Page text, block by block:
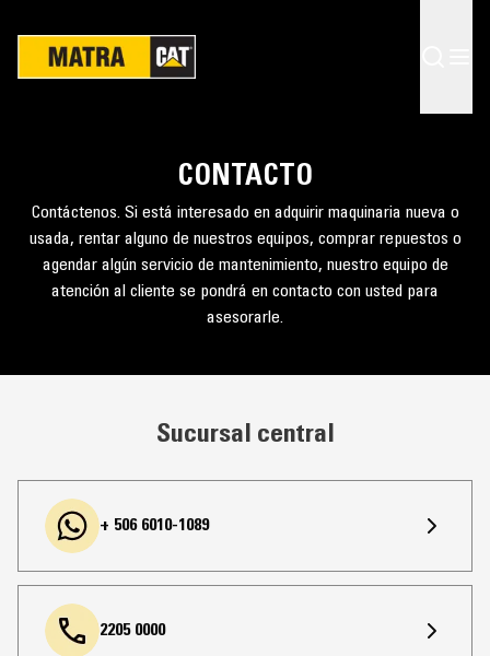
CONTACTO
Contáctenos. Si está interesado en adquirir maquinaria nueva o
usada, rentar alguno de nuestros equipos, comprar repuestos o
agendar algún servicio de mantenimiento, nuestro equipo de
atención al cliente se pondrá en contacto con usted para
asesorarle.
Sucursal central
+ 506 6010-1089
2205 0000